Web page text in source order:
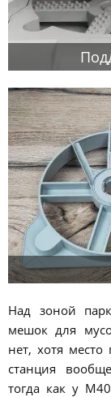
Над зоной
мешок для
нет, хотя место
станция
тогда как у